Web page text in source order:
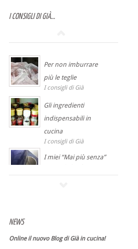
I CONSIGLI DI GIÀ…
Per non imburrare
più le teglie
I consigli di Già
Gli ingredienti
indispensabili in
cucina
I consigli di Già
I miei “Mai più senza”
NEWS
Online il nuovo Blog di Già in cucina!